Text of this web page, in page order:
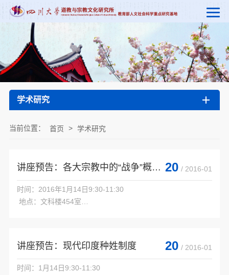
学术研究
当前位置： 首页 > 学术研究
讲座预告：各大宗教中的“战争”概念辨析 20 / 2016-01
时间：2016年1月14日9:30-11:30
地点：文科楼454室
讲座预告：现代印度种姓制度 20 / 2016-01
时间：1月14日9:30-11:30